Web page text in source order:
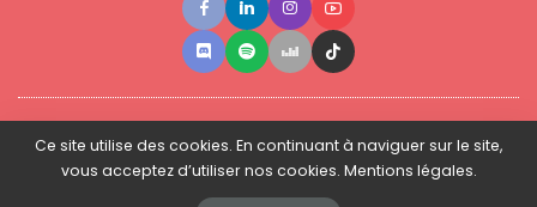
Contact ●Newsletter ● L'équipe ● Mentions légales
Ce site utilise des cookies. En continuant à naviguer sur le site,
vous acceptez d’utiliser nos cookies. Mentions légales.